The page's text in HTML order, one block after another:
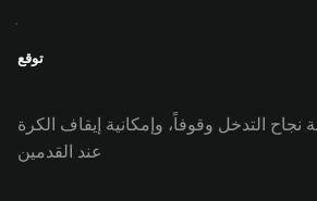
توقع
التدخل وقوفاً، وإمكانية إيقاف الكرة
عند القدمين